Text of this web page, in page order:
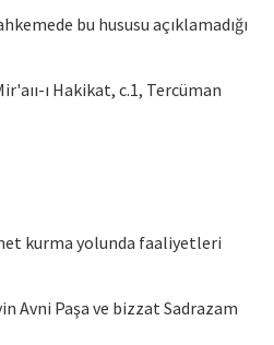
bu hususu açıklamadığı
ı Hakikat, c.1, Tercüman
kurma yolunda faaliyetleri
Avni Paşa ve bizzat Sadrazam